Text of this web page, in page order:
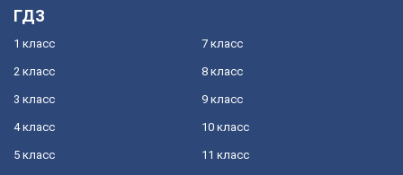
ГДЗ
1 класс
2 класс
3 класс
4 класс
5 класс
7 класс
8 класс
9 класс
10 класс
11 класс